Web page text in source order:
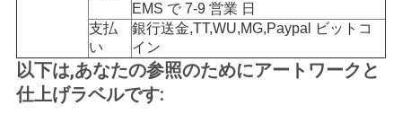
PRIVACY
POLICY
EMS で 7-9 営業 日
支払
い
銀行送金,TT,WU,MG,Paypal ビットコ
イン
以下は,あなたの参照のためにアートワークと
仕上げラベルです: